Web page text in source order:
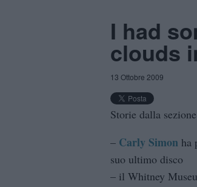
I had
clouds
13 Ottobre 2009
Storie dalla
– Carly Simon ha
suo ultimo disco
– il Whitney